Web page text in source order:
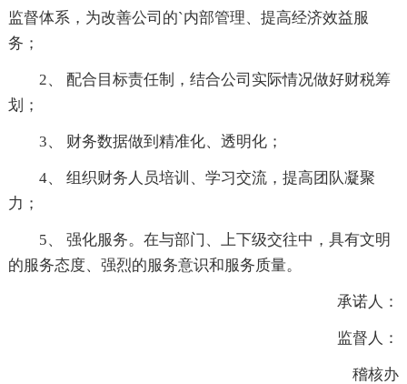
监督体系，为改善公司的`内部管理、提高经济效益服
务；
2、 配合目标责任制，结合公司实际情况做好财税筹
划；
3、 财务数据做到精准化、透明化；
4、 组织财务人员培训、学习交流，提高团队凝聚
力；
5、 强化服务。在与部门、上下级交往中，具有文明
的服务态度、强烈的服务意识和服务质量。
承诺人：
监督人：
稽核办